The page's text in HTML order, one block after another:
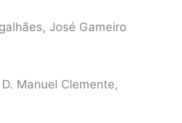
José Gameiro
Manuel Clemente,